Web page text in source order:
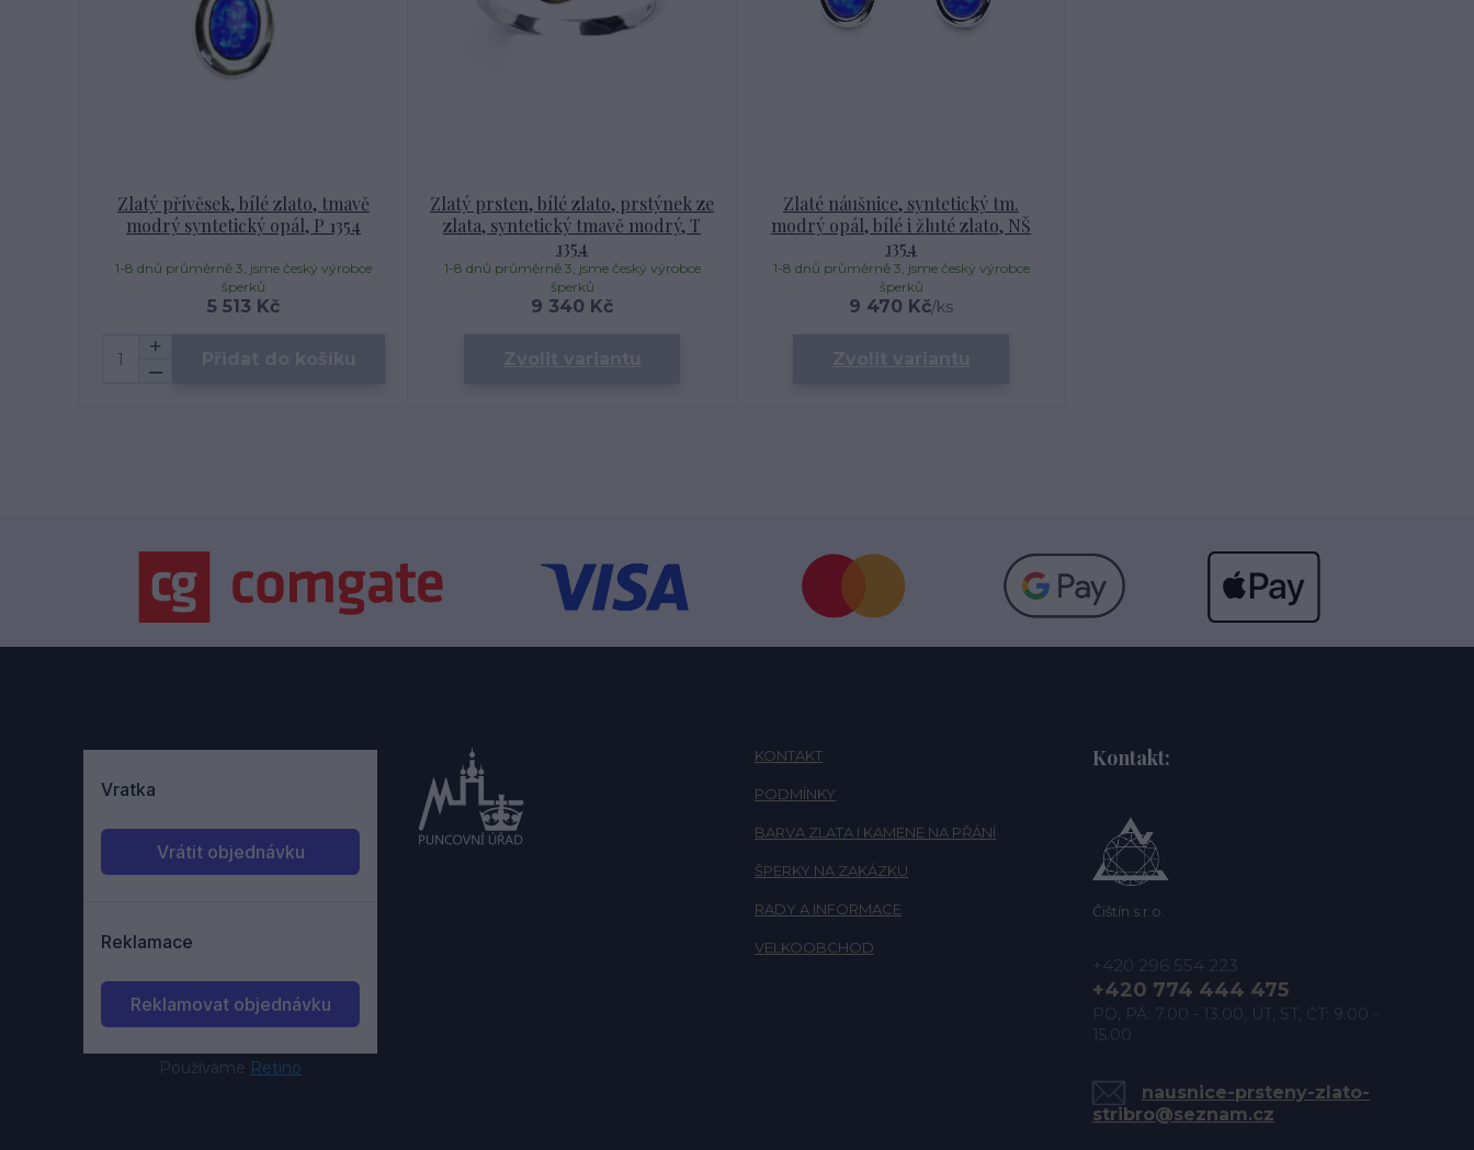
Zlatý přívěsek, bílé zlato, tmavě
modrý syntetický opál, P 1354
5 513 Kč
1-8 dnů průměrně 3, jsme český výrobce
šperků
Zlatý prsten, bílé zlato, prstýnek ze
zlata, syntetický tmavě modrý, T
1354
9 340 Kč
1-8 dnů průměrně 3, jsme český výrobce
šperků
Zlaté náušnice, syntetický tm.
modrý opál, bílé i žluté zlato, NŠ
1354
9 470 Kč/ks
1-8 dnů průměrně 3, jsme český výrobce
šperků
Používáme Retino
KONTAKT
PODMÍNKY
BARVA ZLATA I KAMENE NA PŘÁNÍ
ŠPERKY NA ZAKÁZKU
RADY A INFORMACE
VELKOOBCHOD
Kontakt:
Čištín s.r.o.
+420 296 554 223
+420 774 444 475
PO, PÁ: 7.00 - 13.00, ÚT, ST, ČT: 9.00 -
15.00
nausnice-prsteny-zlato-
stribro@seznam.cz